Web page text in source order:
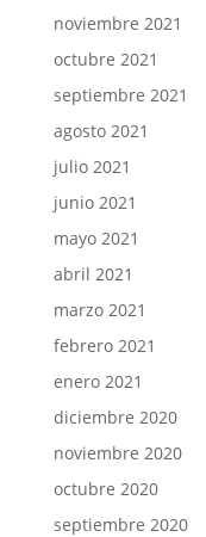
noviembre 2021
octubre 2021
septiembre 2021
agosto 2021
julio 2021
junio 2021
mayo 2021
abril 2021
marzo 2021
febrero 2021
enero 2021
diciembre 2020
noviembre 2020
octubre 2020
septiembre 2020